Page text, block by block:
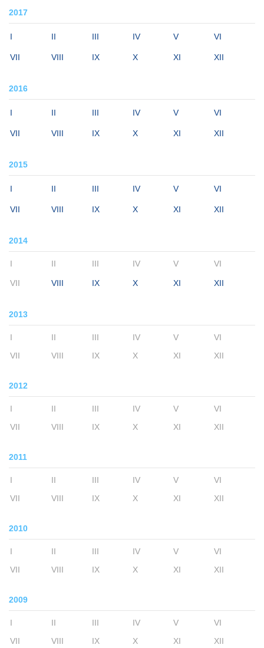
2017
I II III IV V VI
VII VIII IX X XI XII
2016
I II III IV V VI
VII VIII IX X XI XII
2015
I II III IV V VI
VII VIII IX X XI XII
2014
I II III IV V VI
VII VIII IX X XI XII
2013
I II III IV V
VI
VII
VIII IX X XI XII
2012
I II III IV V
VI
VII
VIII IX X XI XII
2011
I II III IV V
VI
VII
VIII IX X XI XII
2010
I II III IV V
VI
VII
VIII IX X XI XII
2009
I II III IV V
VI
VII
VIII IX X XI XII